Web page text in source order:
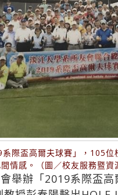
際盃高爾夫球賽」，105
情感。（圖／校友服務暨資
舉辦「2019系際盃